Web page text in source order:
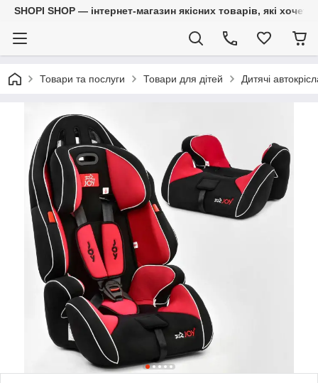
SHOPI SHOP — інтернет-магазин якісних товарів, які
Товари та послуги Товари для дітей Дитячі